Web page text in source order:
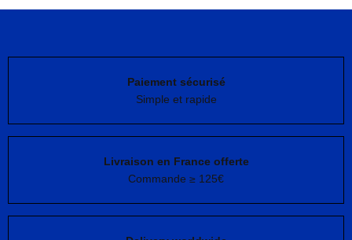
Paiement sécurisé
Simple et rapide
Livraison en France offerte
Commande ≥ 125€